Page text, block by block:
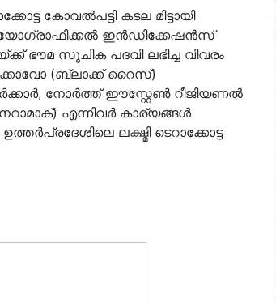
കോവൽപട്ടി കടല മിട്ടായി
ഇൻഡിക്കേഷൻസ്
ഭൗമ സൂചിക പദവി ലഭിച്ച വിവരം
(ബ്ലാക്ക് റൈസ്)
നോർത്ത് ഈസ്റ്റേൺ റീജിയണൽ
എന്നിവർ കാര്യങ്ങൾ
ലക്ഷ്മി ടെറാക്കോട്ട